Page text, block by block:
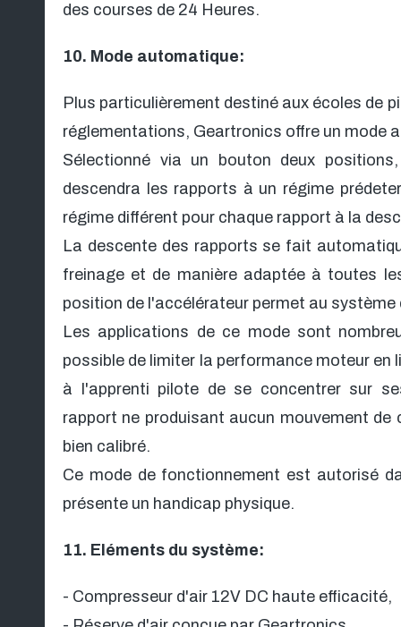
des courses de 24 Heures.
10. Mode automatique:
Plus particulièrement destiné aux écoles de
réglementations, Geartronics offre un mode
Sélectionné via un bouton deux
descendra les rapports à un régime
régime différent pour chaque rapport à la
La descente des rapports se fait
freinage et de manière adaptée à toutes
position de l'accélérateur permet au
Les applications de ce mode sont
possible de limiter la performance moteur
à l'apprenti pilote de se concentrer sur
rapport ne produisant aucun mouvement
bien calibré.
Ce mode de fonctionnement est autorisé
présente un handicap physique.
11. Eléments du système:
- Compresseur d'air 12V DC haute efficacité,